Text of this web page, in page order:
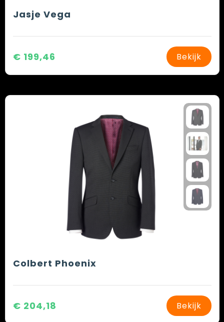
Jasje Vega
€ 199,46 Bekijk
Colbert Phoenix
€ 204,18 Bekijk